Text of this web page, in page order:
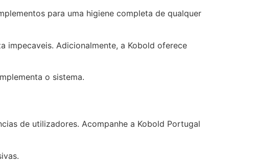
para uma higiene completa de qualquer
impecaveis. Adicionalmente, a Kobold oferece
o sistema.
de utilizadores. Acompanhe a Kobold Portugal